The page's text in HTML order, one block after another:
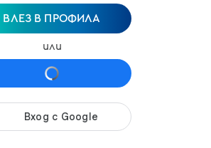
ВЛЕЗ В ПРОФИЛА
или